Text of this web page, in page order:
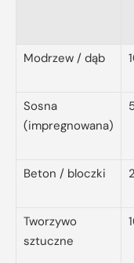
Modrzew / dąb
Sosna
(impregnowana)
Beton / bloczki
Tworzywo
sztuczne